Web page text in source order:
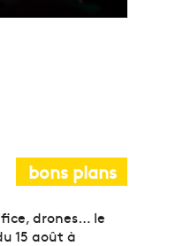
bons plans
drones… le
15 août à